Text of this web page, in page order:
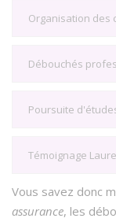
Organisation des
Débouchés
Poursuite
Témoignage
Vous savez donc
assurance, les